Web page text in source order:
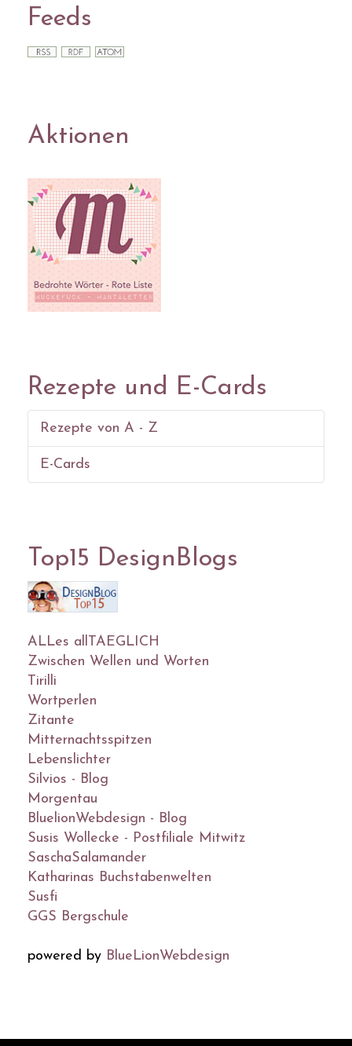
Feeds
Aktionen
Rezepte und E-Cards
Rezepte von A - Z
E-Cards
Top15 DesignBlogs
ALLes allTAEGLICH
Zwischen Wellen und Worten
Tirilli
Wortperlen
Zitante
Mitternachtsspitzen
Lebenslichter
Silvios - Blog
Morgentau
BluelionWebdesign - Blog
Susis Wollecke - Postfiliale Mitwitz
SaschaSalamander
Katharinas Buchstabenwelten
Susfi
GGS Bergschule
powered by BlueLionWebdesign